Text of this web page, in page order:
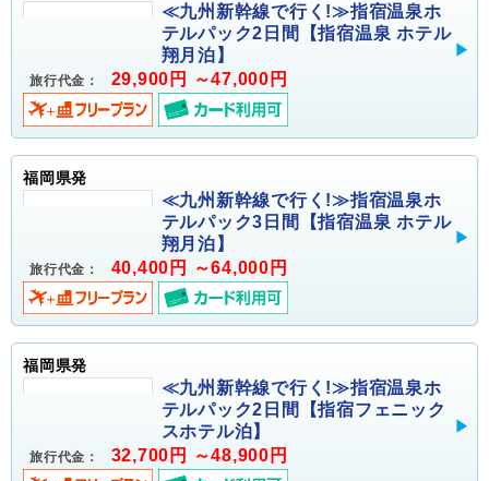
≪九州新幹線で行く!≫指宿温泉ホ
テルパック2日間【指宿温泉 ホテル
翔月泊】
旅行代金： 29,900円 ～47,000円
福岡県発
≪九州新幹線で行く!≫指宿温泉ホ
テルパック3日間【指宿温泉 ホテル
翔月泊】
旅行代金： 40,400円 ～64,000円
福岡県発
≪九州新幹線で行く!≫指宿温泉ホ
テルパック2日間【指宿フェニック
スホテル泊】
旅行代金： 32,700円 ～48,900円